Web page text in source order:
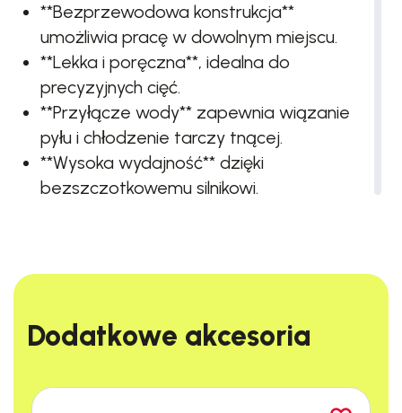
**Bezprzewodowa konstrukcja**
umożliwia pracę w dowolnym miejscu.
**Lekka i poręczna**, idealna do
precyzyjnych cięć.
**Przyłącze wody** zapewnia wiązanie
pyłu i chłodzenie tarczy tnącej.
**Wysoka wydajność** dzięki
bezszczotkowemu silnikowi.
Przyłącze wody
wykorzystaniem urządzenia zapewniony jest stały dopływ
chłodzenia cięcia. Dzięki przyłączu wody bezpośrednio do
Dodatkowe akcesoria​